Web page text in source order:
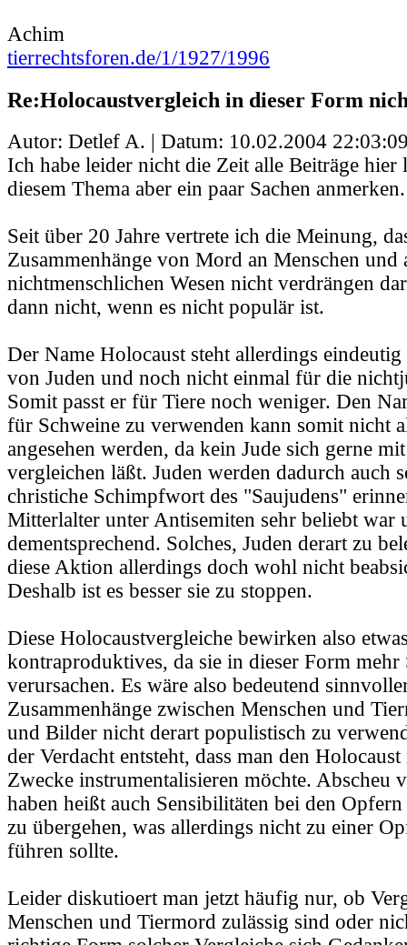
Achim
tierrechtsforen.de/1/1927/1996
Re:Holocaustvergleich in dieser Form
Autor: Detlef A. | Datum: 10.02.2004
Ich habe leider nicht die Zeit alle Beiträge hier
diesem Thema aber ein paar Sachen anmerken.
Seit über 20 Jahre vertrete ich die Meinung,
Zusammenhänge von Mord an Menschen und
nichtmenschlichen Wesen nicht verdrängen
dann nicht, wenn es nicht populär ist.
Der Name Holocaust steht allerdings
von Juden und noch nicht einmal für die
Somit passt er für Tiere noch weniger. Den
für Schweine zu verwenden kann somit nicht
angesehen werden, da kein Jude sich gerne
vergleichen läßt. Juden werden dadurch auch
christiche Schimpfwort des "Saujudens"
Mitterlalter unter Antisemiten sehr beliebt war
dementsprechend. Solches, Juden derart zu
diese Aktion allerdings doch wohl nicht
Deshalb ist es besser sie zu stoppen.
Diese Holocaustvergleiche bewirken also
kontraproduktives, da sie in dieser Form mehr
verursachen. Es wäre also bedeutend
Zusammenhänge zwischen Menschen und
und Bilder nicht derart populistisch zu
der Verdacht entsteht, dass man den
Zwecke instrumentalisieren möchte. Abscheu
haben heißt auch Sensibilitäten bei den
zu übergehen, was allerdings nicht zu einer
führen sollte.
Leider diskutioert man jetzt häufig nur, ob
Menschen und Tiermord zulässig sind oder